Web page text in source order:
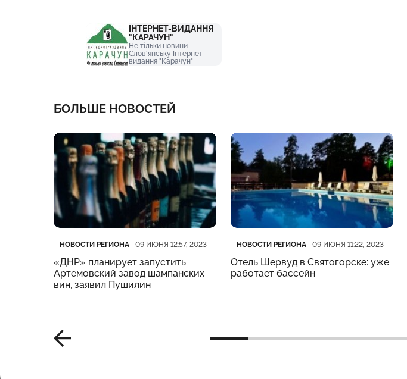
ІНТЕРНЕТ-ВИДАННЯ
"КАРАЧУН"
Не тільки новини
Слов'янську Інтернет-
видання "Карачун"
БОЛЬШЕ НОВОСТЕЙ
Категория
НОВОСТИ РЕГИОНА
Дата публикации 09 ИЮНЯ 12:57, 2023
«ДНР» планирует запустить
Артемовский завод шампанских
вин, заявил Пушилин
Категория
НОВОСТИ РЕГИОНА
Дата публикации 09 ИЮНЯ 11:22, 2023
Отель Шервуд в Святогорске: уже
работает бассейн